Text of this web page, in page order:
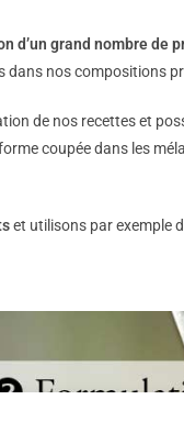
d’un grand nombre de
dans nos compositions
de nos recettes et
coupée dans les
et utilisons par exemple